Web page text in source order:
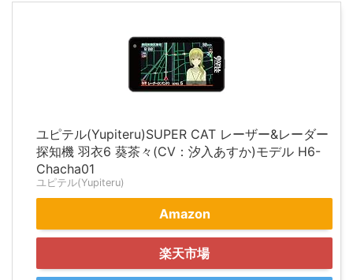
ユピテル(Yupiteru)SUPER CAT レーザー&レーダー
探知機 羽衣6 葵茶々(CV：汐入あすか)モデル H6-
Chacha01
ユピテル(Yupiteru)
Amazon
楽天市場